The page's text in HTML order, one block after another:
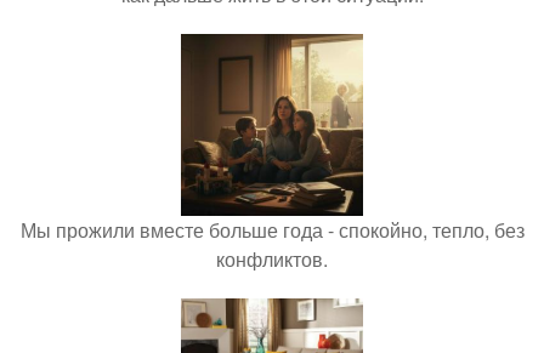
Мы прожили вместе больше года - спокойно, тепло, без
конфликтов.